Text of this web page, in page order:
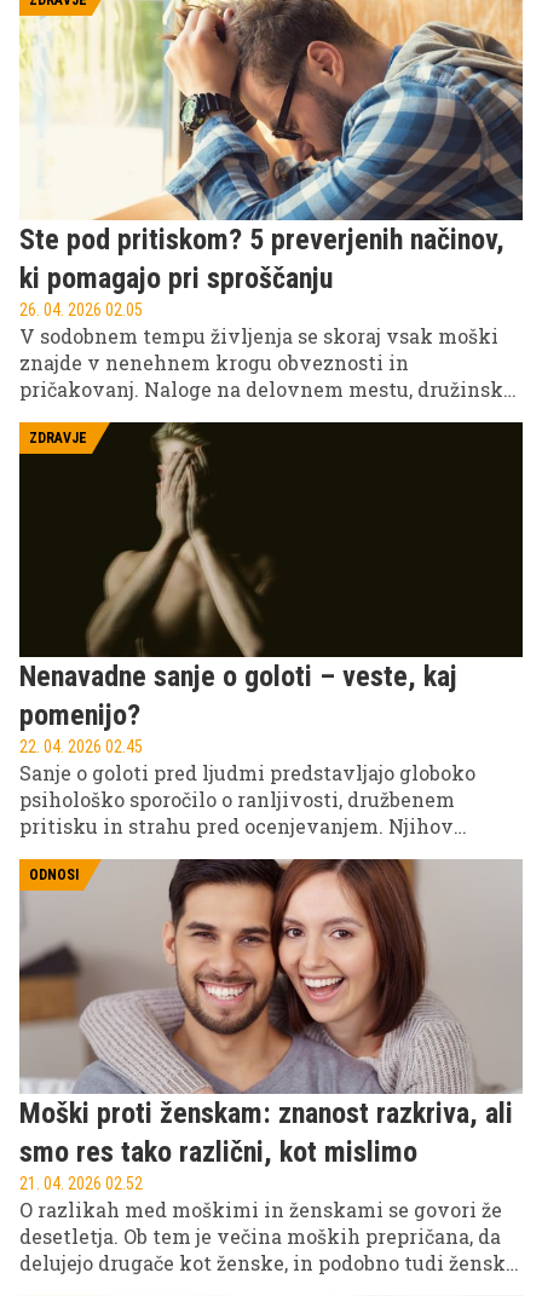
Ste pod pritiskom? 5 preverjenih načinov,
ki pomagajo pri sproščanju
26. 04. 2026 02.05
V sodobnem tempu življenja se skoraj vsak moški
znajde v nenehnem krogu obveznosti in
pričakovanj. Naloge na delovnem mestu, družinske
prek tehnologije ustvarjajo pritisk, ki se lahko
neopazno kopiči iz dneva v dan. Čeprav se stres
pogosto dojema kot normalen del odraslega
življenja, ima dolgotrajna napetost lahko resne
posledice za psihično in fizično zdravje.
ZDRAVJE
Nenavadne sanje o goloti – veste, kaj
pomenijo?
22. 04. 2026 02.45
Sanje o goloti pred ljudmi predstavljajo globoko
psihološko sporočilo o ranljivosti, družbenem
pritisku in strahu pred ocenjevanjem. Njihov
posameznika in trenutnimi življenjskimi
okoliščinami, ne pa z dobesednimi napovedmi
ODNOSI
Moški proti ženskam: znanost razkriva, ali
smo res tako različni, kot mislimo
21. 04. 2026 02.52
O razlikah med moškimi in ženskami se govori že
desetletja. Ob tem je večina moških prepričana, da
delujejo drugače kot ženske, in podobno tudi ženske,